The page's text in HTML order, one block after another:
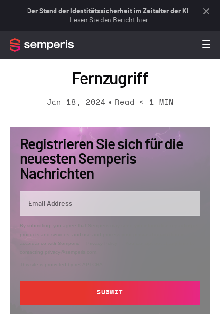
Der Stand der Identitätssicherheit im Zeitalter der KI –
Lesen Sie den Bericht hier.
Fernzugriff
Jan 18, 2024 Read < 1 MIN
Registrieren Sie sich für die
neuesten Semperis
Nachrichten
By submitting, you agree that Semperis may send you information regarding its
products and services, and use and process your personal information in
accordance with Semperis’
contacting privacy@semperis.com.
SUBMIT